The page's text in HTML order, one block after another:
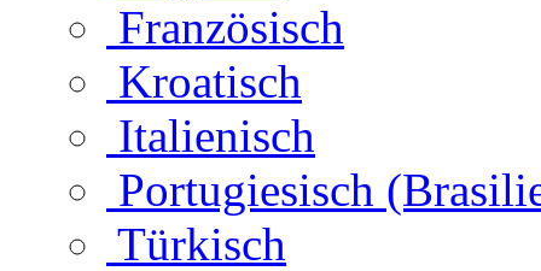
Französisch
Kroatisch
Italienisch
Portugiesisch
Türkisch